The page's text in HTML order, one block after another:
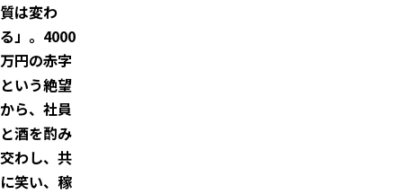
質は変わ
る」。4000
万円の赤字
という絶望
から、社員
と酒を酌み
交わし、共
に笑い、稼